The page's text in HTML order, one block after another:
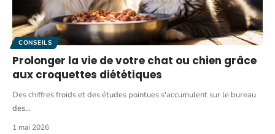
CONSEILS
Prolonger la vie de votre chat ou chien grâce
aux croquettes diététiques
Des chiffres froids et des études pointues s'accumulent sur le bureau
des…
1 mai 2026